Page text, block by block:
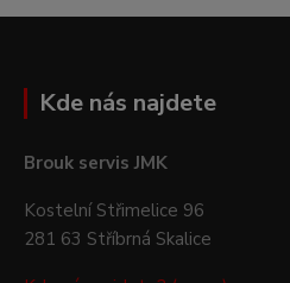
Kde nás najdete
Brouk servis JMK
Kostelní Střimelice 96
281 63 Stříbrná Skalice